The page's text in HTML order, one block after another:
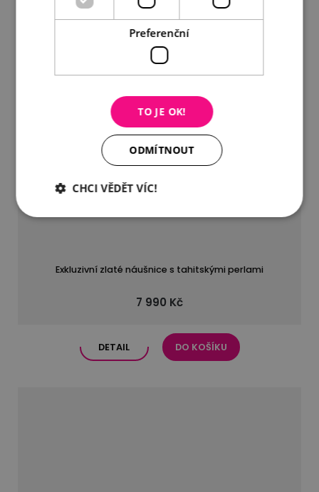
Exkluzivní zlaté náušnice s tahitskými perlami
7 990 Kč
DETAIL DO KOŠÍKU
Preferenční
TO JE OK!
ODMÍTNOUT
CHCI VĚDĚT VÍC!